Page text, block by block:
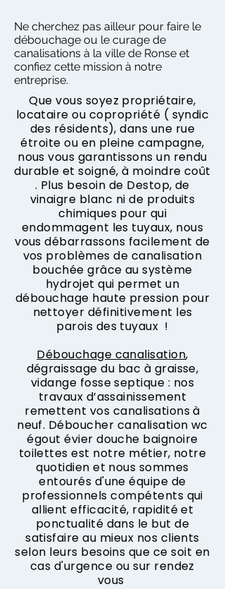
Ne cherchez pas ailleur pour faire le
débouchage ou le curage de
canalisations à la ville de Ronse et
confiez cette mission à notre
entreprise.
Que vous soyez propriétaire,
locataire ou copropriété ( syndic
des résidents), dans une rue
étroite ou en pleine campagne,
nous vous garantissons un rendu
durable et soigné, à moindre coût
. Plus besoin de Destop, de
vinaigre blanc ni de produits
chimiques pour qui
endommagent les tuyaux, nous
vous débarrassons facilement de
vos problèmes de canalisation
bouchée grâce au système
hydrojet qui permet un
débouchage haute pression pour
nettoyer définitivement les
parois des tuyaux !
Débouchage canalisation,
dégraissage du bac à graisse,
vidange fosse septique : nos
travaux d’assainissement
remettent vos canalisations à
neuf. Déboucher canalisation wc
égout évier douche baignoire
toilettes est notre métier, notre
quotidien et nous sommes
entourés d'une équipe de
professionnels compétents qui
allient efficacité, rapidité et
ponctualité dans le but de
satisfaire au mieux nos clients
selon leurs besoins que ce soit en
cas d'urgence ou sur rendez
vous